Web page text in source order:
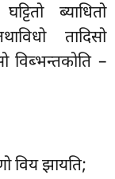
ब्याधितो
तादिसो
विब्भन्तकोति –
विय झायति;